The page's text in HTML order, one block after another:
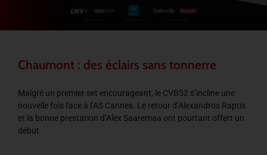
Chaumont : des éclairs sans tonnerre
Malgré un premier set encourageant, le CVB52 s’incline une
nouvelle fois face à l’AS Cannes. Le retour d’Alexandros Raptis
et la bonne prestation d’Alex Saaremaa ont pourtant offert un
début